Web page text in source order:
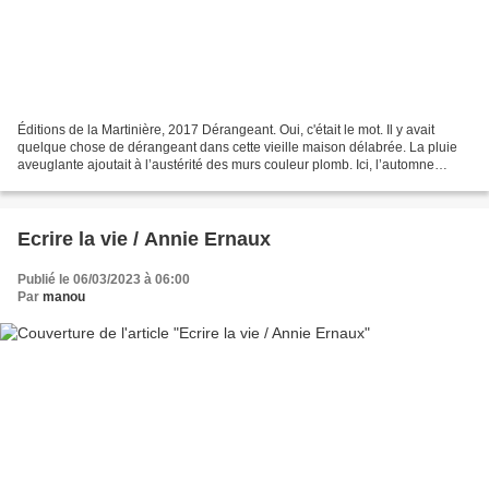
Éditions de la Martinière, 2017 Dérangeant. Oui, c'était le mot. Il y avait
quelque chose de dérangeant dans cette vieille maison délabrée. La pluie
aveuglante ajoutait à l’austérité des murs couleur plomb. Ici, l’automne
Ecrire la vie / Annie Ernaux
Publié le 06/03/2023 à 06:00
Par manou